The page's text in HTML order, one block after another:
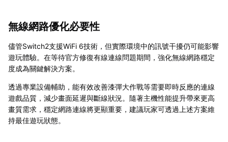
無線網路優化必要性
儘管Switch2支援WiFi 6技術，但實際環境中的訊號干擾仍可能影響
遊玩體驗。在等待官方修復有線連線問題期間，強化無線網路穩定
度成為關鍵解決方案。
透過專業設備輔助，能有效改善漆彈大作戰等需要即時反應的連線
遊戲品質，減少畫面延遲與斷線狀況。隨著主機性能提升帶來更高
畫質需求，穩定網路連線將更顯重要，建議玩家可透過上述方案維
持最佳遊玩狀態。